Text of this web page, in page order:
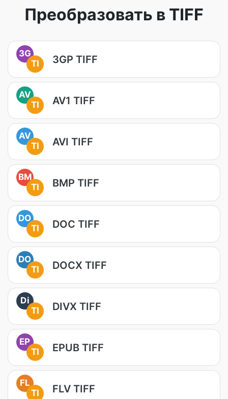
Преобразовать в TIFF
3G
TI
3GP TIFF
AV
TI
AV1 TIFF
AV
TI
AVI TIFF
BM
TI
BMP TIFF
DO
TI
DOC TIFF
DO
TI
DOCX TIFF
Di
TI
DIVX TIFF
EP
TI
EPUB TIFF
FL
TI
FLV TIFF